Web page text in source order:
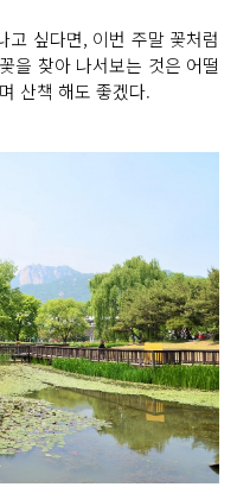
고 싶다면, 이번 주말 꽃처럼
을 찾아 나서보는 것은 어떨
산책 해도 좋겠다.